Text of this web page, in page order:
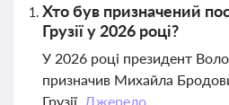
Хто був призначений
Грузії у 2026 році?
У 2026 році президент
призначив Михайла
Грузії. Джерело